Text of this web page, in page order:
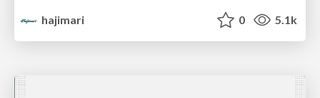
hajimari
0 5.1k